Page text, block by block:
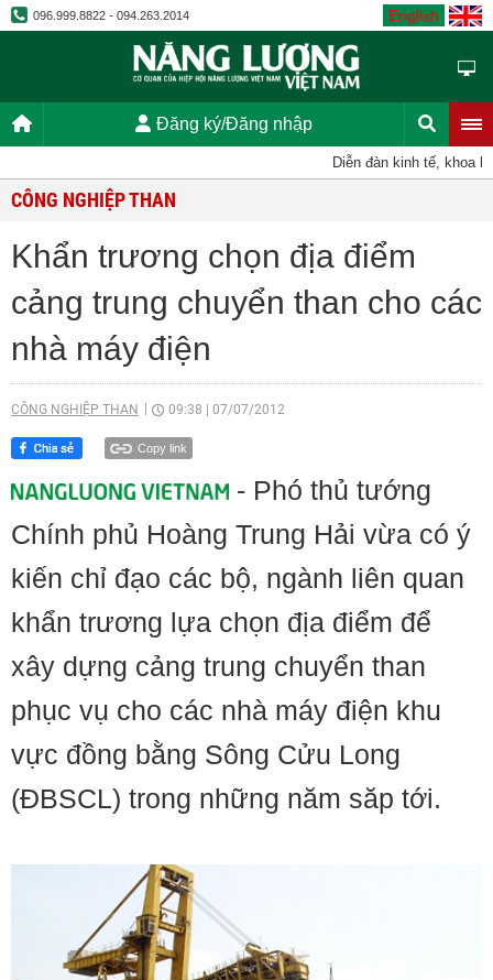
096.999.8822 - 094.263.2014 English
Đăng ký/Đăng nhập
Diễn đàn kinh tế, khoa
CÔNG NGHIỆP THAN
Khẩn trương chọn địa điểm
cảng trung chuyển than cho các
nhà máy điện
CÔNG NGHIỆP THAN 09:38 07/07/2012
Copy link
- Phó thủ tướng
Chính phủ Hoàng Trung Hải vừa có ý
kiến chỉ đạo các bộ, ngành liên quan
khẩn trương lựa chọn địa điểm để
xây dựng cảng trung chuyển than
phục vụ cho các nhà máy điện khu
vực đồng bằng Sông Cửu Long
(ĐBSCL) trong những năm săp tới.